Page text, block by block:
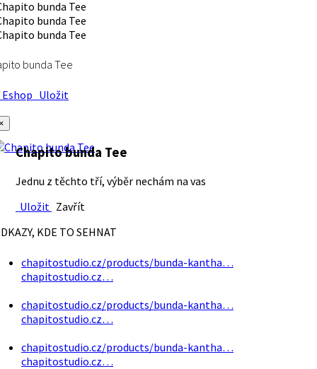
bunda Tee
Uložit
Chapito bunda Tee
Jednu z těchto tří, výběr nechám na vas
Uložit Zavřít
KDE TO SEHNAT
chapitostudio.cz/products/bunda-kantha…
chapitostudio.cz…
chapitostudio.cz/products/bunda-kantha…
chapitostudio.cz…
chapitostudio.cz/products/bunda-kantha…
chapitostudio.cz…